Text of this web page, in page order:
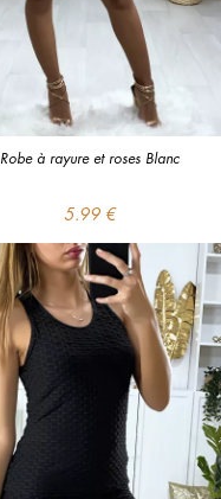
Robe à rayure et roses Blanc
5.99 €